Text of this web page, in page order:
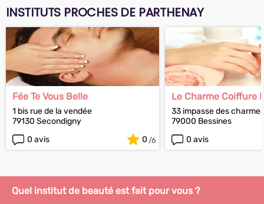
INSTITUTS PROCHES DE PARTHENAY
Fée Te Vous Belle
1 bis rue de la vendée
79130 Secondigny
0 avis
0
Le Charme Coiffure
33 impasse des charmes
79000 Bessines
0 avis
Quel institut de beauté est fait pour vous ?